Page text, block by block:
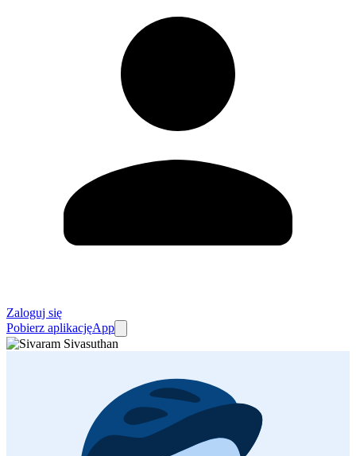
Zaloguj się
Pobierz aplikacjęApp